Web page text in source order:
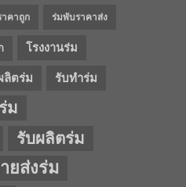
าคาถูก ร่มพับราคาส่ง
โรงงานร่ม
ลิตร่ม รับทำร่ม
ม
รับผลิตร่ม
ยส่งร่ม